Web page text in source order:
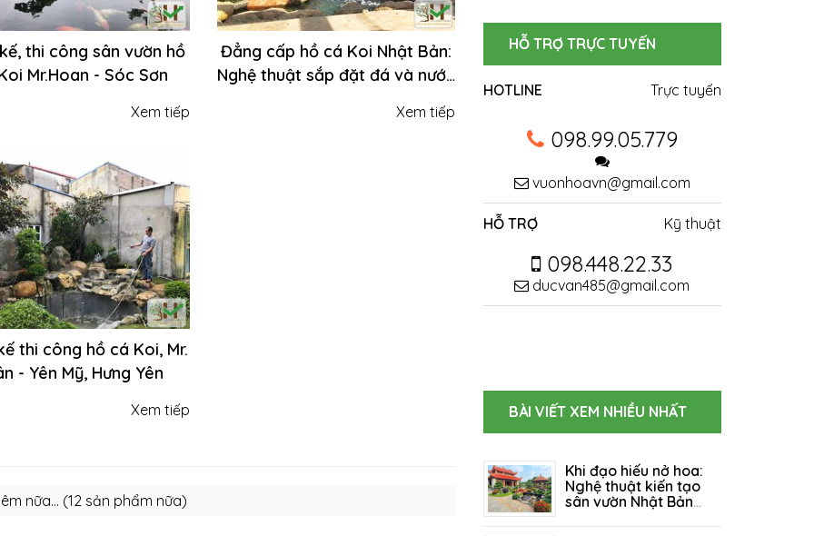
thi công sân vườn hồ
Mr.Hoan - Sóc Sơn
Xem tiếp
Đẳng cấp hồ cá Koi Nhật Bản:
Nghệ thuật sắp đặt đá và nước
Xem tiếp
thi công hồ cá Koi, Mr.
- Yên Mỹ, Hưng Yên
Xem tiếp
HỖ TRỢ TRỰC TUYẾN
HOTLINE Trực tuyến
098.99.05.779
vuonhoavn@gmail.com
HỖ TRỢ Kỹ thuật
098.448.22.33
ducvan485@gmail.com
BÀI VIẾT XEM NHIỀU NHẤT
Khi đạo hiếu nở hoa:
Nghệ thuật kiến tạo
sân vườn Nhật Bản